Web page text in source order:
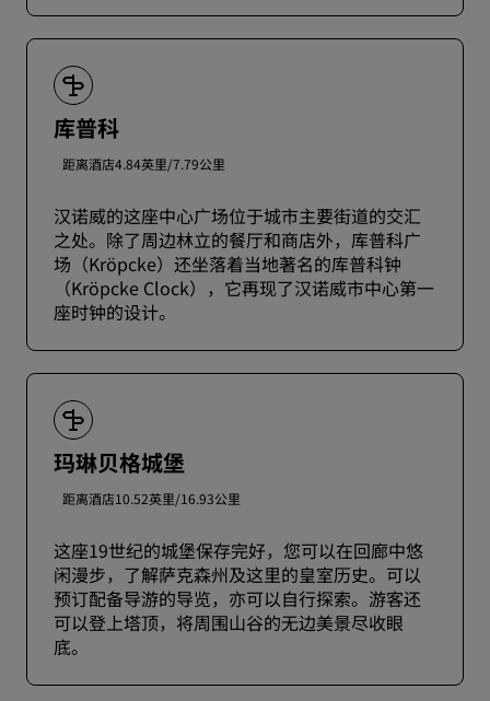
库普科
距离酒店4.84英里/7.79公里
汉诺威的这座中心广场位于城市主要街道的交汇
之处。除了周边林立的餐厅和商店外，库普科广
场（Kröpcke）还坐落着当地著名的库普科钟
（Kröpcke Clock），它再现了汉诺威市中心第一
座时钟的设计。
玛琳贝格城堡
距离酒店10.52英里/16.93公里
这座19世纪的城堡保存完好，您可以在回廊中悠
闲漫步，了解萨克森州及这里的皇室历史。可以
预订配备导游的导览，亦可以自行探索。游客还
可以登上塔顶，将周围山谷的无边美景尽收眼
底。